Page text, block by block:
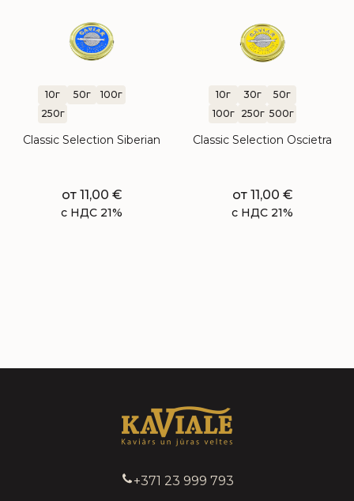
10г 50г
100г
250г
Classic Selection Siberian
от 11,00 €
с НДС 21%
10г 30г
50г
100г
250г 500г
Classic Selection Oscietra
от 11,00 €
с НДС 21%
+371 23 999 793